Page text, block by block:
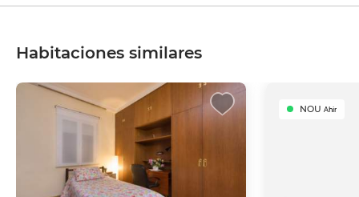
Habitaciones similares
NOU Ahir